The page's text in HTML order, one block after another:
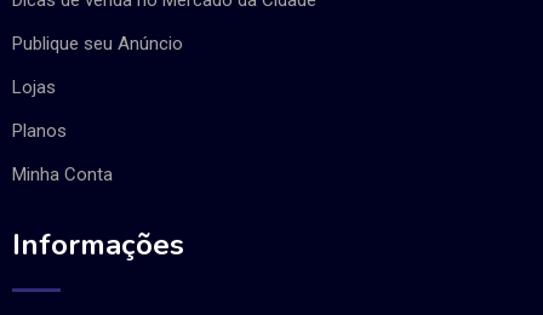
Publique seu Anúncio
Lojas
Planos
Minha Conta
Informações